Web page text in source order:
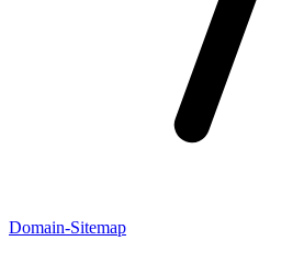
Domain-Sitemap